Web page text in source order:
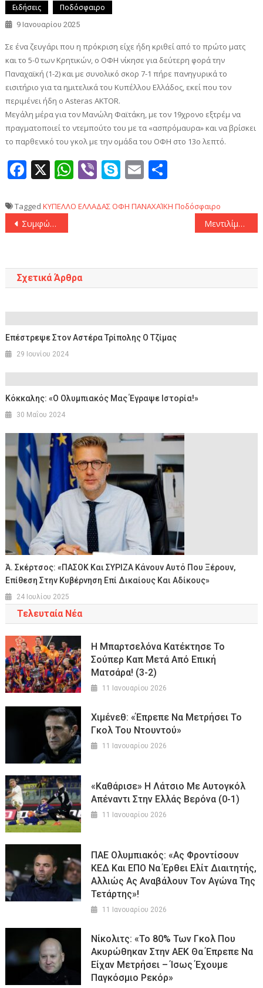
Ειδήσεις Ποδόσφαιρο
9 Ιανουαρίου 2025
Σε ένα ζευγάρι που η πρόκριση είχε ήδη κριθεί από το πρώτο ματς
και το 5-0 των Κρητικών, ο ΟΦΗ νίκησε για δεύτερη φορά την
Παναχαϊκή (1-2) και με συνολικό σκορ 7-1 πήρε πανηγυρικά το
εισιτήριο για τα ημιτελικά του Κυπέλλου Ελλάδος, εκεί που τον
περιμένει ήδη ο Asteras AKTOR.
Μεγάλη μέρα για τον Μανώλη Φαϊτάκη, με τον 19χρονο εξτρέμ να
πραγματοποιεί το ντεμπούτο του με τα «ασπρόμαυρα» και να βρίσκει
το παρθενικό του γκολ με την ομάδα του ΟΦΗ στο 13ο λεπτό.
Facebook
X WhatsApp
ViberSkype
Email
Tagged ΚΥΠΕΛΛΟ ΕΛΛΑΔΑΣ ΟΦΗ ΠΑΝΑΧΑΊΚΗ Ποδόσφαιρο
Πλοήγηση
Συμφώνησε με τον Έρικ ΜακΚόλουμ η Φενέρμπαχτσε Μεντιλίμπαρ: «Οπωσδήποτε νίκη με Άρη, να τα δώσουμε όλα με τον Παναθηναϊκό»
Σχετικά Άρθρα
Επέστρεψε Στον Αστέρα Τρίπολης Ο Τζίμας
29 Ιουνίου 2024
Κόκκαλης: «Ο Ολυμπιακός Μας Έγραψε Ιστορία!»
30 Μαΐου 2024
Ά. Σκέρτσος: «ΠΑΣΟΚ Και ΣΥΡΙΖΑ Κάνουν Αυτό Που Ξέρουν,
Επίθεση Στην Κυβέρνηση Επί Δικαίους Και Αδίκους»
24 Ιουλίου 2025
Τελευταία Νέα
Η Μπαρτσελόνα Κατέκτησε Το
Σούπερ Καπ Μετά Από Επική
Ματσάρα! (3-2)
11 Ιανουαρίου 2026
Χιμένεθ: «Έπρεπε Να Μετρήσει Το
Γκολ Του Ντουντού»
11 Ιανουαρίου 2026
«Καθάρισε» Η Λάτσιο Με Αυτογκόλ
Απέναντι Στην Ελλάς Βερόνα (0-1)
11 Ιανουαρίου 2026
ΠΑΕ Ολυμπιακός: «Ας Φροντίσουν
ΚΕΔ Και ΕΠΟ Να Έρθει Ελίτ Διαιτητής,
Αλλιώς Ας Αναβάλουν Τον Αγώνα Της
Τετάρτης»!
11 Ιανουαρίου 2026
Νίκολιτς: «Το 80% Των Γκολ Που
Ακυρώθηκαν Στην ΑΕΚ Θα Έπρεπε Να
Είχαν Μετρήσει – Ίσως Έχουμε
Παγκόσμιο Ρεκόρ»